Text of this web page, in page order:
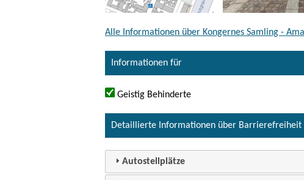
Alle Informationen über Kongernes Samling -
Informationen für
Geistig Behinderte
Detaillierte Informationen über Barrierefreiheit
Autostellplätze